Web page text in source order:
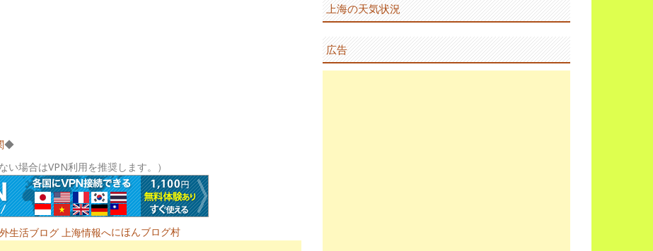
◆
い場合はVPN利用を推奨します。）
にほんブログ村
上海の天気状況
広告